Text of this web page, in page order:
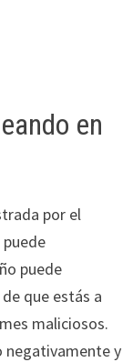
en
por el
puede
que estás a
maliciosos.
negativamente y